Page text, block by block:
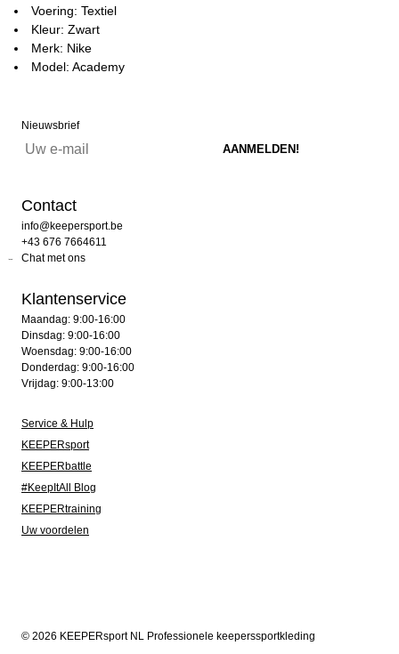
Voering: Textiel
Kleur: Zwart
Merk: Nike
Model: Academy
Nieuwsbrief
Contact
info@keepersport.be
+43 676 7664611
Chat met ons
Klantenservice
Maandag: 9:00-16:00
Dinsdag: 9:00-16:00
Woensdag: 9:00-16:00
Donderdag: 9:00-16:00
Vrijdag: 9:00-13:00
Service & Hulp
KEEPERsport
KEEPERbattle
#KeepItAll Blog
KEEPERtraining
Uw voordelen
© 2026 KEEPERsport NL Professionele keeperssportkleding